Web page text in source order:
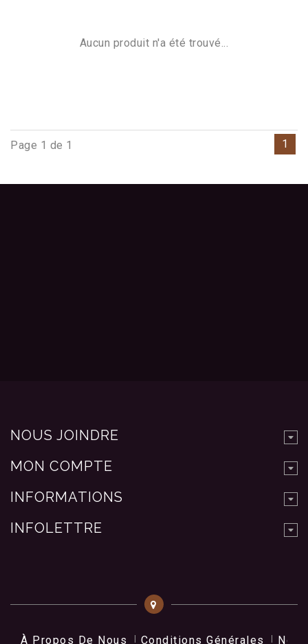
Aucun produit n'a été trouvé...
Page 1 de 1 1
NOUS JOINDRE
MON COMPTE
INFORMATIONS
INFOLETTRE
À Propos De Nous Conditions Générales Nos